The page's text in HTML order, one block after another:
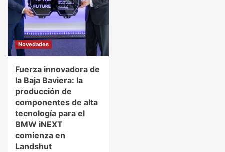
Novedades
Fuerza innovadora de
la Baja Baviera: la
producción de
componentes de alta
tecnología para el
BMW iNEXT
comienza en
Landshut